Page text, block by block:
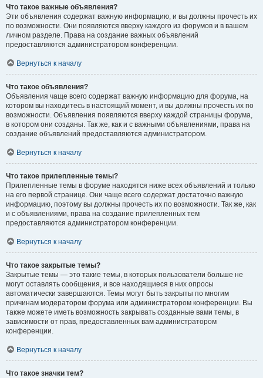
Что такое важные объявления?
Эти объявления содержат важную информацию, и вы должны прочесть их
по возможности. Они появляются вверху каждого из форумов и в вашем
личном разделе. Права на создание важных объявлений
предоставляются администратором конференции.
Вернуться к началу
Что такое объявления?
Объявления чаще всего содержат важную информацию для форума, на
котором вы находитесь в настоящий момент, и вы должны прочесть их по
возможности. Объявления появляются вверху каждой страницы форума,
в котором они созданы. Так же, как и с важными объявлениями, права на
создание объявлений предоставляются администратором.
Вернуться к началу
Что такое прилепленные темы?
Прилепленные темы в форуме находятся ниже всех объявлений и только
на его первой странице. Они чаще всего содержат достаточно важную
информацию, поэтому вы должны прочесть их по возможности. Так же, как
и с объявлениями, права на создание прилепленных тем
предоставляются администратором конференции.
Вернуться к началу
Что такое закрытые темы?
Закрытые темы — это такие темы, в которых пользователи больше не
могут оставлять сообщения, и все находящиеся в них опросы
автоматически завершаются. Темы могут быть закрыты по многим
причинам модератором форума или администратором конференции. Вы
также можете иметь возможность закрывать созданные вами темы, в
зависимости от прав, предоставленных вам администратором
конференции.
Вернуться к началу
Что такое значки тем?